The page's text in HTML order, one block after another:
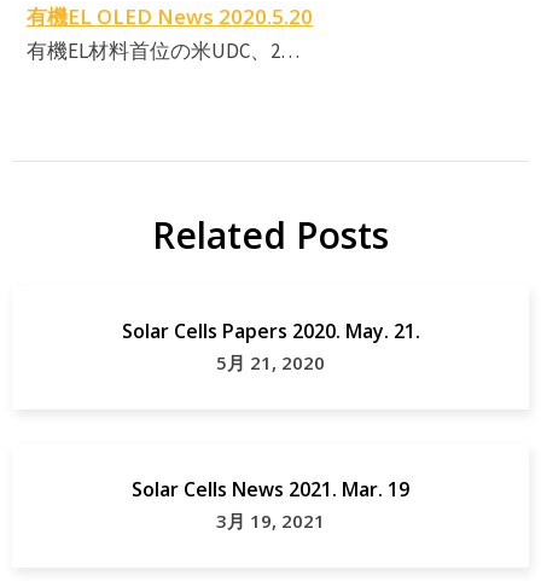
有機EL OLED News 2020.5.20
有機EL材料首位の米UDC、2…
Related Posts
Solar Cells Papers 2020. May. 21.
5月 21, 2020
Solar Cells News 2021. Mar. 19
3月 19, 2021